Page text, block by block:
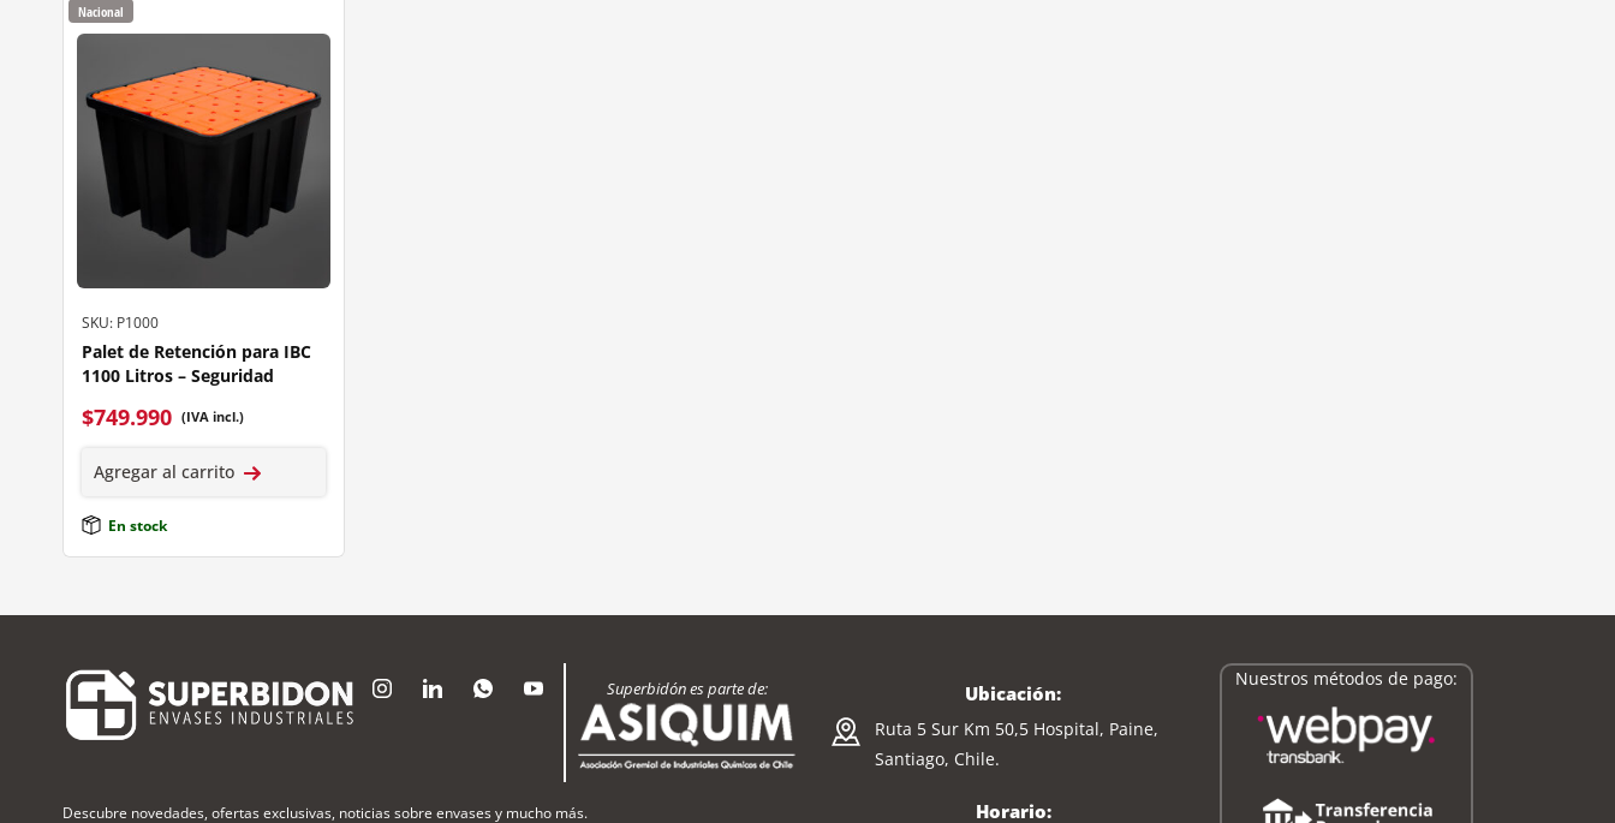
SKU: P1000
Nacional
Palet de Retención para IBC
1100 Litros – Seguridad
$749.990 (IVA incl.)
Agregar al carrito
En stock
Superbidón es parte de:
Descubre novedades, ofertas exclusivas, noticias sobre envases y mucho más.
Ubicación:
Ruta 5 Sur Km 50,5 Hospital, Paine,
Santiago, Chile.
Horario:
Nuestros métodos de pago: